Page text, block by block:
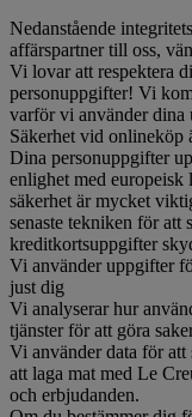
Nedanstående
affärspartner till oss,
Vi lovar att respektera
personuppgifter! Vi
varför vi använder dina
Säkerhet vid onlineköp
Dina personuppgifter
enlighet med
säkerhet är mycket
senaste tekniken för att
kreditkortsuppgifter
Vi använder uppgifter
just dig
Vi analyserar hur
tjänster för att göra
Vi använder data för
att laga mat med Le
och erbjudanden.